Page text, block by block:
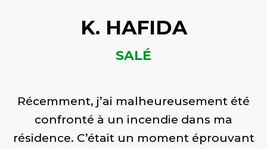
K. HAFIDA
SALÉ
Récemment, j’ai malheureusement été
confronté à un incendie dans ma
résidence. C’était un moment éprouvant